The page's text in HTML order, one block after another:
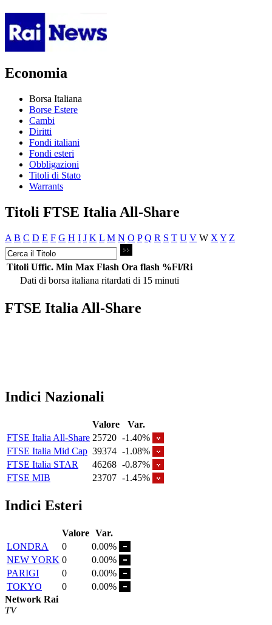
Economia
Borsa Italiana
Borse Estere
Cambi
Diritti
Fondi italiani
Fondi esteri
Obbligazioni
Titoli di Stato
Warrants
Titoli FTSE Italia All-Share
A B C D E F G H I J K L M N O P Q R S T U V W X Y Z
Titoli Uffic. Min Max Flash Ora flash %Fl/Ri
Dati di borsa italiana ritardati di 15 minuti
FTSE Italia All-Share
Indici Nazionali
Valore
Var.
FTSE Italia All-Share 25720 -1.40%
FTSE Italia Mid Cap 39374 -1.08%
FTSE Italia STAR
46268 -0.87%
FTSE MIB
23707 -1.45%
Indici Esteri
Valore Var.
LONDRA
0
0.00%
NEW YORK 0
0.00%
PARIGI
0
0.00%
TOKYO
0
0.00%
Network Rai
TV